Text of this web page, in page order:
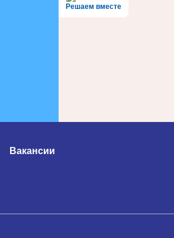
Решаем вместе
Вакансии